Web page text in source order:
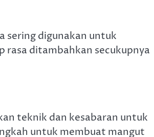
sering digunakan untuk
rasa ditambahkan secukupnya
teknik dan kesabaran untuk
untuk membuat mangut